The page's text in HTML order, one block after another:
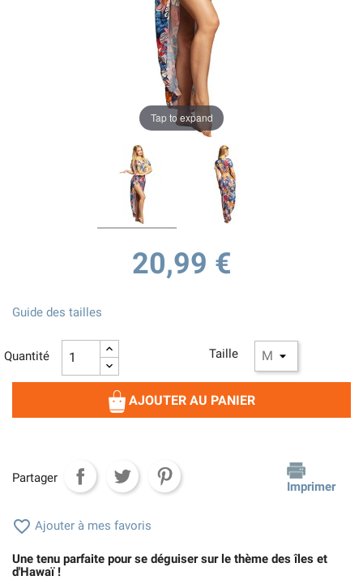
Tap to expand
20,99 €
Taille
Guide des tailles
Quantité
AJOUTER AU PANIER
Partager
Imprimer
 Ajouter à mes favoris
Une tenu parfaite pour se déguiser sur le thème des îles et
d'Hawaï !